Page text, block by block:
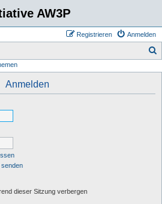
AW3P
Anmelden
Registrieren
Anmelden
senden
dieser Sitzung verbergen